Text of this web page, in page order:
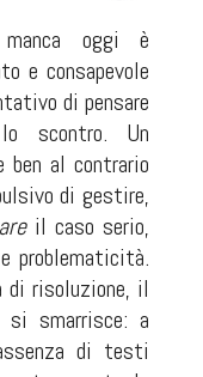
manca oggi è
e consapevole
di pensare
Un
ben al contrario
di gestire,
il caso serio,
problematicità.
di risoluzione, il
smarrisce: a
di testi